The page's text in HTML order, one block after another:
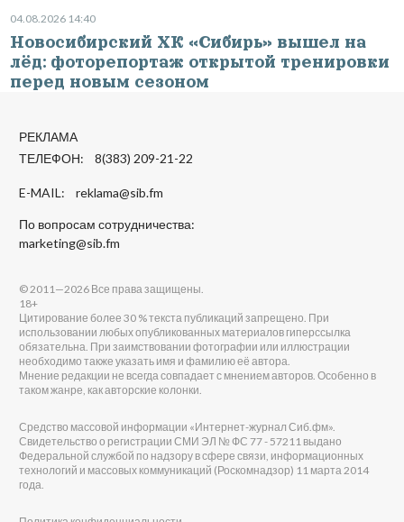
04.08.2026 14:40
Новосибирский ХК «Сибирь» вышел на
лёд: фоторепортаж открытой тренировки
перед новым сезоном
РЕКЛАМА
ТЕЛЕФОН: 8(383) 209-21-22
E-MAIL: reklama@sib.fm
По вопросам сотрудничества:
marketing@sib.fm
© 2011—2026 Все права защищены.
18+
Цитирование более 30 % текста публикаций запрещено. При
использовании любых опубликованных материалов гиперссылка
обязательна. При заимствовании фотографии или иллюстрации
необходимо также указать имя и фамилию её автора.
Мнение редакции не всегда совпадает с мнением авторов. Особенно в
таком жанре, как авторские колонки.
Средство массовой информации «Интернет-журнал Сиб.фм».
Свидетельство о регистрации СМИ ЭЛ № ФС 77 - 57211 выдано
Федеральной службой по надзору в сфере связи, информационных
технологий и массовых коммуникаций (Роскомнадзор) 11 марта 2014
года.